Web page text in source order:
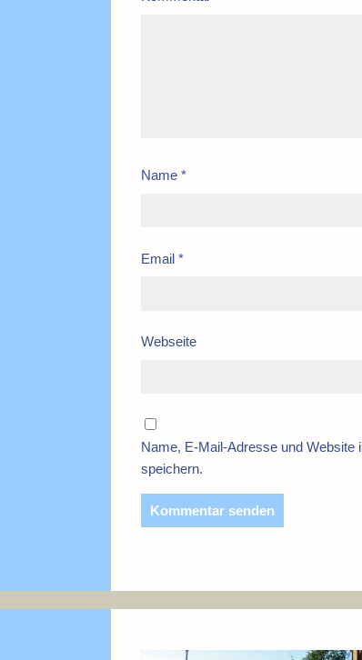
Name *
Email *
Webseite
Name, E-Mail-Adresse und
speichern.